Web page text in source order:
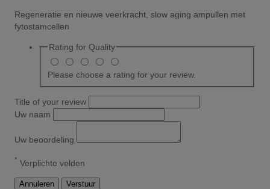
Regeneratie en nieuwe veerkracht, slow aging ampullen met
fytostamcellen
Rating for Quality
Please choose a rating for your review.
Title of your review
Uw naam
Uw beoordeling
* Verplichte velden
Annuleren Verstuur